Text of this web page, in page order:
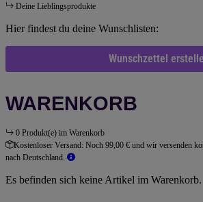
Deine Lieblingsprodukte
Hier findest du deine Wunschlisten:
Wunschzettel
WARENKORB
0 Produkt(e) im Warenkorb
Kostenloser Versand: Noch 99,00 € und wir versenden
nach Deutschland.
Es befinden sich keine Artikel im Warenkorb.